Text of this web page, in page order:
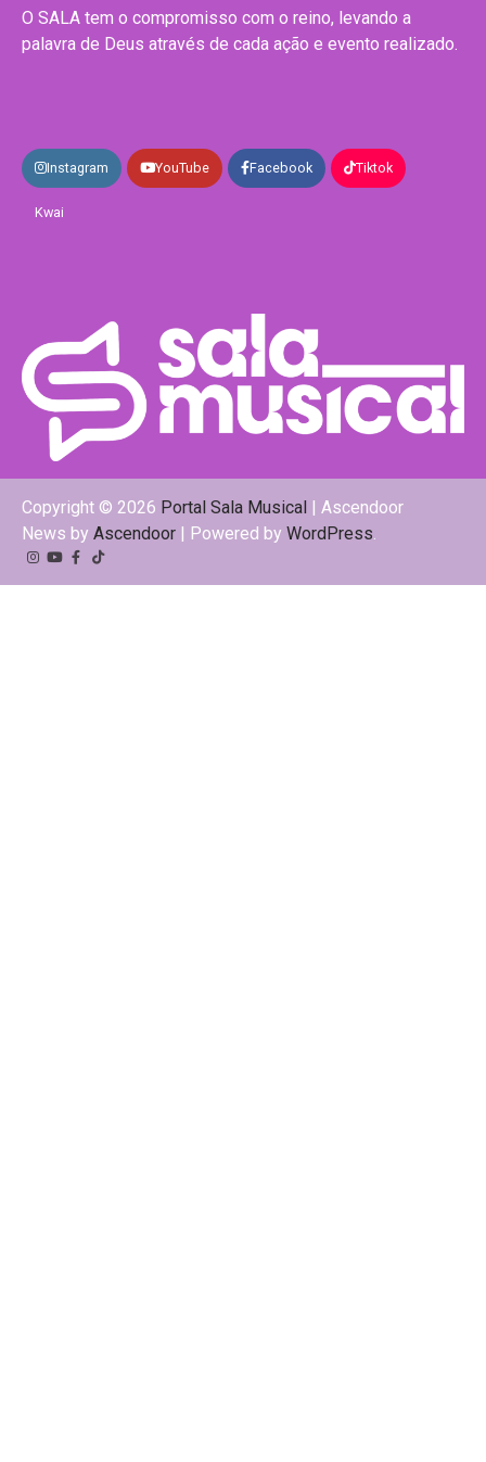
O SALA tem o compromisso com o reino, levando a
palavra de Deus através de cada ação e evento realizado.
Instagram YouTube Facebook Tiktok
Kwai
Copyright © 2026 Portal Sala Musical | Ascendoor
News by Ascendoor | Powered by WordPress
Instagram
YouTube
Facebook
Tiktok